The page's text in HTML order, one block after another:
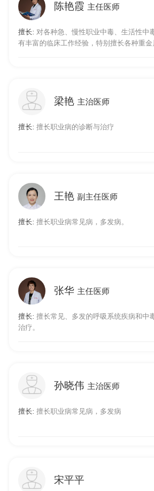
陈艳霞 主任医师
擅长: 对各种急、慢性职业中毒、生活性中
有丰富的临床工作经验，特别擅长各种重金
梁艳 主治医师
擅长: 擅长职业病的诊断与治疗
王艳副主任医师
擅长: 擅长职业病常见病，多发病。
张华 主任医师
擅长: 擅长常见、多发的呼吸系统疾病和中
治疗。
孙晓伟 主治医师
擅长: 擅长职业病常见病，多发病
宋平平